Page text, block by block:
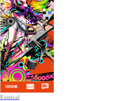
Festival